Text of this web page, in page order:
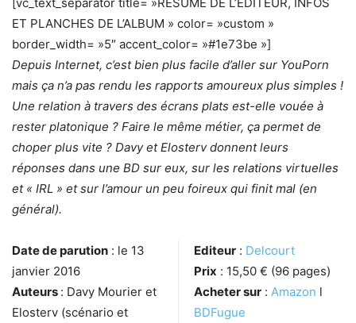
ET PLANCHES DE L’ALBUM » color= »custom »
border_width= »5″ accent_color= »#1e73be »]
Depuis Internet, c’est bien plus facile d’aller sur YouPorn
mais ça n’a pas rendu les rapports amoureux plus simples !
Une relation à travers des écrans plats est-elle vouée à
rester platonique ? Faire le même métier, ça permet de
choper plus vite ? Davy et Elosterv donnent leurs
réponses dans une BD sur eux, sur les relations virtuelles
et « IRL » et sur l’amour un peu foireux qui finit mal (en
général).
Date de parution : le 13
janvier 2016
Auteurs : Davy Mourier et
Elosterv (scénario et
Editeur : Delcourt
Prix : 15,50 € (96 pages)
Acheter sur : Amazon l
BDFugue